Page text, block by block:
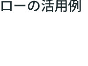
ーの活用例